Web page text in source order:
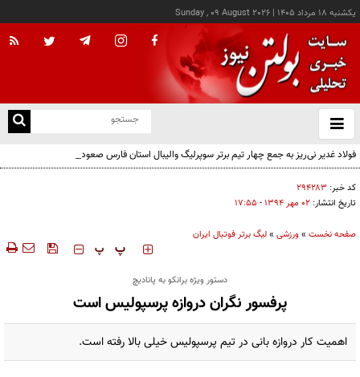
يکشنبه ۱۸ مرداد ۱۴۰۵ |
Sunday , 09 August 2026
باز
و
فولاد غدیر نی‌ریز به جمع چهار تیم برتر سوپرلیگ والیبال استان فارس صعود کرد
کد خبر: ۲۹۴۲۸۳
تاریخ انتشار: ۰۲ مهر ۱۳۹۴ - ۱۷:۵۵
صفحه نخست »ورزشی »لیگ برتر فوتبال ایران
‍‍‍ پ پ
دستور ویژه برانکو به پانادیچ
پرفسور نگران دروازه پرسپولیس است
اهمیت کار دروازه بانی در تیم پرسپولیس خیلی بالا رفته است.